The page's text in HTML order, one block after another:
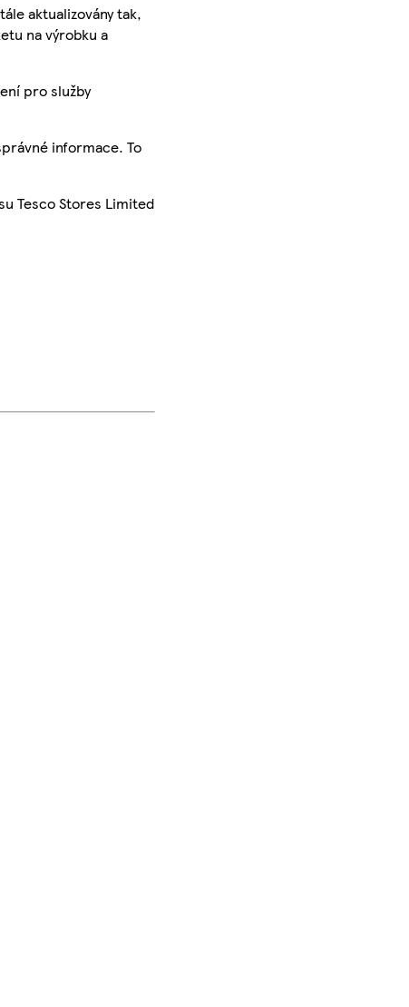
aktualizovány tak,
na výrobku a
pro služby
informace. To
Tesco Stores Limited